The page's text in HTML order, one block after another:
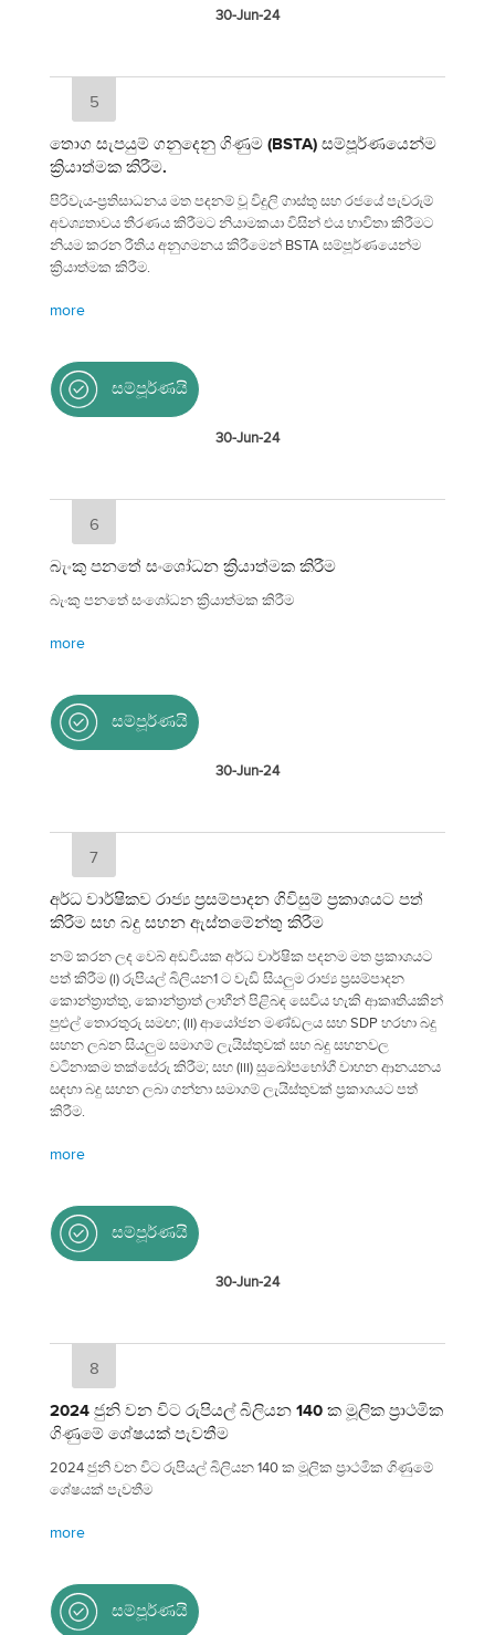
30-Jun-24
5
තොග සැපයුම් ගනුදෙනු ගිණුම (BSTA) සම්පූර්ණයෙන්ම
ක්‍රියාත්මක කිරීම.
පිරිවැය-ප්‍රතිසාධනය මත පදනම් වූ විදුලි ගාස්තු සහ රජයේ පැවරුම්
අවශ්‍යතාවය තීරණය කිරීමට නියාමකයා විසින් එය භාවිතා කිරීමට
නියම කරන රීතිය අනුගමනය කිරීමෙන් BSTA සම්පූර්ණයෙන්ම
ක්‍රියාත්මක කිරීම.
more
සම්පූර්ණයි
30-Jun-24
6
බැංකු පනතේ සංශෝධන ක්‍රියාත්මක කිරීම
බැංකු පනතේ සංශෝධන ක්‍රියාත්මක කිරීම
more
සම්පූර්ණයි
30-Jun-24
7
අර්ධ වාර්ෂිකව රාජ්‍ය ප්‍රසම්පාදන ගිවිසුම් ප්‍රකාශයට පත්
කිරීම සහ බදු සහන ඇස්තමේන්තු කිරීම
නම් කරන ලද වෙබ් අඩවියක අර්ධ වාර්ෂික පදනම මත ප්‍රකාශයට
පත් කිරීම (i) රුපියල් බිලියන1 ට වැඩි සියලුම රාජ්‍ය ප්‍රසම්පාදන
කොන්ත්‍රාත්තු, කොන්ත්‍රාත් ලාභීන් පිළිබඳ සෙවිය හැකි ආකෘතියකින්
පුළුල් තොරතුරු සමඟ; (ii) ආයෝජන මණ්ඩලය සහ SDP හරහා බදු
සහන ලබන සියලුම සමාගම් ලැයිස්තුවක් සහ බදු සහනවල
වටිනාකම තක්සේරු කිරීම; සහ (iii) සුඛෝපභෝගී වාහන ආනයනය
සඳහා බදු සහන ලබා ගන්නා සමාගම් ලැයිස්තුවක් ප්‍රකාශයට පත්
කිරීම.
more
සම්පූර්ණයි
30-Jun-24
8
2024 ජුනි වන විට රුපියල් බිලියන 140 ක මූලික ප්‍රාථමික
ගිණුමේ ශේෂයක් පැවතීම
2024 ජුනි වන විට රුපියල් බිලියන 140 ක මූලික ප්‍රාථමික ගිණුමේ
ශේෂයක් පැවතීම
more
සම්පූර්ණයි